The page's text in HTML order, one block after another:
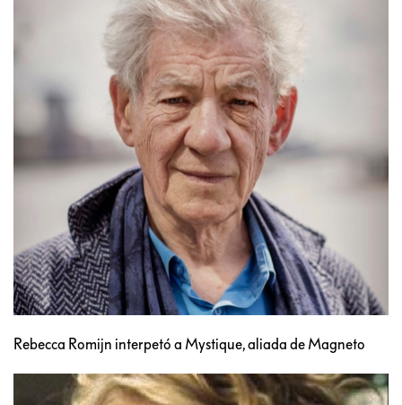
Rebecca Romijn interpetó a Mystique, aliada de Magneto